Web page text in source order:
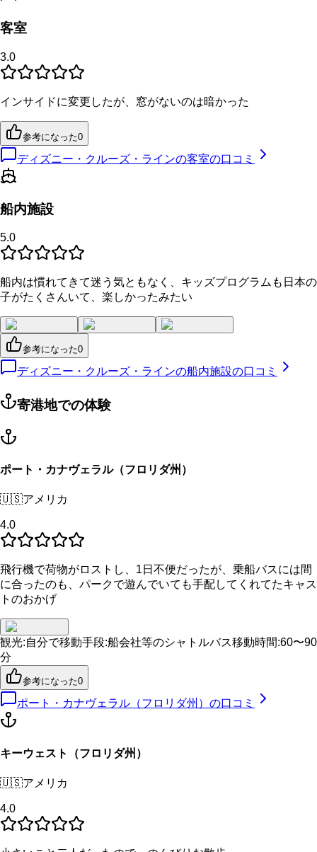
客室
3.0
インサイドに変更したが、窓がないのは暗かった
参考になった0
ディズニー・クルーズ・ラインの客室の口コミ
船内施設
5.0
船内は慣れてきて迷う気ともなく、キッズプログラムも日本の
子がたくさんいて、楽しかったみたい
参考になった0
ディズニー・クルーズ・ラインの船内施設の口コミ
寄港地での体験
ポート・カナヴェラル（フロリダ州）
🇺🇸アメリカ
4.0
飛行機で荷物がロストし、1日不便だったが、乗船バスには間
に合ったのも、パークで遊んでいても手配してくれてたキャス
トのおかげ
観光:自分で移動手段:船会社等のシャトルバス移動時間:60〜90
分
参考になった0
ポート・カナヴェラル（フロリダ州） の口コミ
キーウェスト（フロリダ州）
🇺🇸アメリカ
4.0